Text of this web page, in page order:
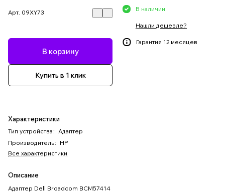
Арт. 09XY73
В корзину
Купить в 1 клик
Характеристики
Тип устройства : Адаптер
Производитель: HP
Все характеристики
Описание
Адаптер Dell Broadcom BCM57414
В наличии
Нашли дешевле?
Гарантия 12 месяцев